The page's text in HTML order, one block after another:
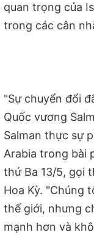
quan trọng của
trong các cân
"Sự chuyển đổi
Quốc vương
Salman thực sự
Arabia trong bài
thứ Ba 13/5, gọi
Hoa Kỳ. "Chúng
thế giới, nhưng
mạnh hơn và